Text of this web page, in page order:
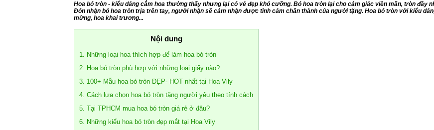
Hoa bó tròn - kiểu dáng cắm hoa thường thấy nhưng lại có vẻ đẹp khó cưỡng. Bó hoa tròn lại cho cảm giác viên mãn, tròn đầy
Đón nhận bó hoa tròn trịa trên tay, người nhận sẽ cảm nhận được tình cảm chân thành của người tặng. Hoa bó tròn với kiểu
mừng, hoa khai trương...
Nội dung
1. Những loại hoa thích hợp để làm hoa bó tròn
2. Hoa bó tròn phù hợp với những loại giấy nào?
3. 100+ Mẫu hoa bó tròn ĐẸP- HOT nhất tại Hoa Vily
4. Cách lựa chọn hoa bó tròn tặng người yêu theo tính cách
5. Tại TPHCM mua hoa bó tròn giá rẻ ở đâu?
6. Những kiểu hoa bó tròn đẹp mắt tại Hoa Vily